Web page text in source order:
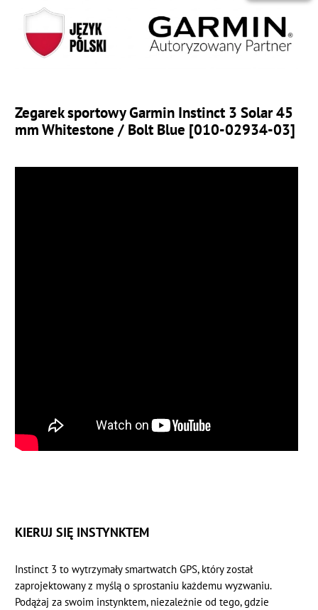
Zegarek sportowy Garmin Instinct 3 Solar 45
mm Whitestone / Bolt Blue [010-02934-03]
KIERUJ SIĘ INSTYNKTEM
Instinct 3 to wytrzymały smartwatch GPS, który został
zaprojektowany z myślą o sprostaniu każdemu wyzwaniu.
Podążaj za swoim instynktem, niezależnie od tego, gdzie